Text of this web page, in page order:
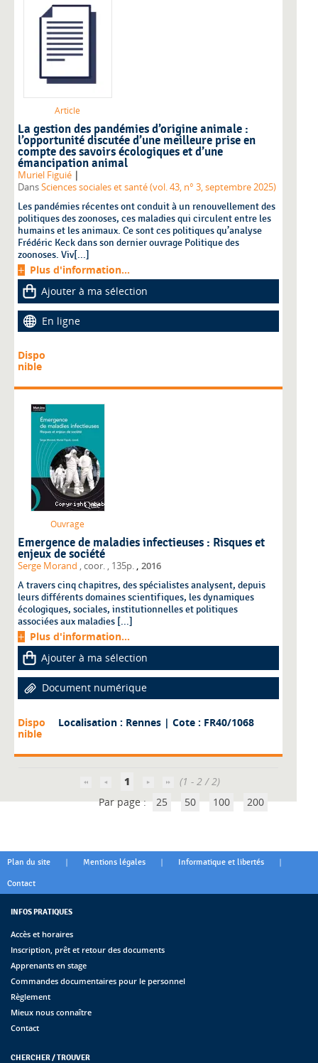
Article
La gestion des pandémies d’origine animale :
l’opportunité discutée d’une meilleure prise en
compte des savoirs écologiques et d’une
émancipation animal
Muriel Figuié |
DansSciences sociales et santé (vol. 43, n° 3, septembre 2025)
Les pandémies récentes ont conduit à un renouvellement des
politiques des zoonoses, ces maladies qui circulent entre les
humains et les animaux. Ce sont ces politiques qu’analyse
Frédéric Keck dans son dernier ouvrage Politique des
zoonoses. Viv[...]
Plus d'information...
Ajouter à ma sélection
En ligne
Dispo
nible
Ouvrage
Emergence de maladies infectieuses : Risques et
enjeux de société
Serge Morand , coor., 135p. , 2016
A travers cinq chapitres, des spécialistes analysent, depuis
leurs différents domaines scientifiques, les dynamiques
écologiques, sociales, institutionnelles et politiques
associées aux maladies [...]
Plus d'information...
Ajouter à ma sélection
Document numérique
Dispo
nible
Localisation : Rennes | Cote : FR40/1068
1
(1 - 2 / 2)
Par page : 25 50 100 200
Plan du site | Mentions légales | Informatique et libertés |
Contact
INFOS PRATIQUES
Accès et horaires
Inscription, prêt et retour des documents
Apprenants en stage
Commandes documentaires pour le personnel
Règlement
Mieux nous connaître
Contact
CHERCHER / TROUVER